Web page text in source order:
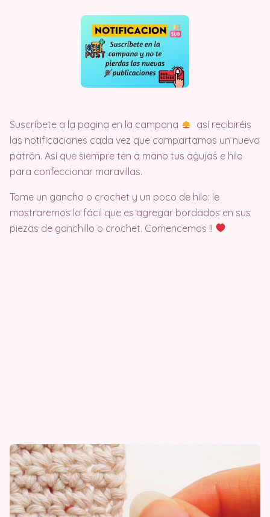
Suscríbete a la pagina en la campana
así recibiréis
las notificaciones cada vez que compartamos un nuevo
patrón. Así que siempre ten a mano tus agujas e hilo
para confeccionar maravillas.
Tome un gancho o crochet y un poco de hilo: le
mostraremos lo fácil que es agregar bordados en sus
piezas de ganchillo o crochet. Comencemos !!